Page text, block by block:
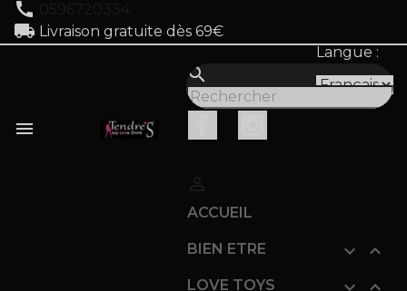
call
local_shipping Livraison gratuite dès 69€
Langue :

search
ACCUEIL
 
BIEN ETRE
LOVE TOYS